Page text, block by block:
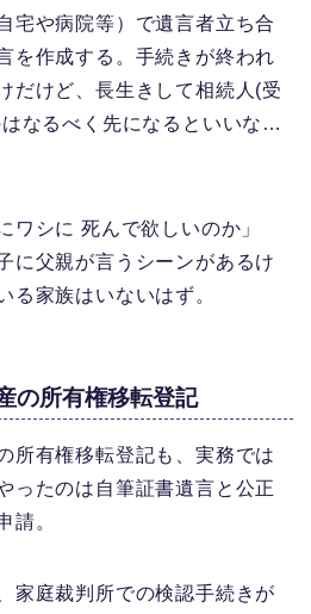
宅や病院等）で遺言者立ち合
を作成する。手続きが終われ
だけど、長生きして相続人(受
なるべく先になるといいな…
ワシに 死んで欲しいのか」
に父親が言うシーンがあるけ
る家族はいないはず。
の所有権移転登記
所有権移転登記も、実務では
ったのは自筆証書遺言と公正
請。
家庭裁判所での検認手続きが